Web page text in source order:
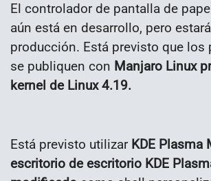
El controlador de pantalla de
aún está en desarrollo, pero
producción. Está previsto que los
se publiquen con Manjaro Linux
kernel de Linux 4.19.
Está previsto utilizarKDE Plasma
escritorio de escritorio KDE